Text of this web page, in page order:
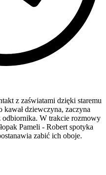
z zaświatami dzięki staremu
kawał dziewczyna, zaczyna
odbiornika. W trakcie rozmowy
Pameli - Robert spotyka
zabić ich oboje.